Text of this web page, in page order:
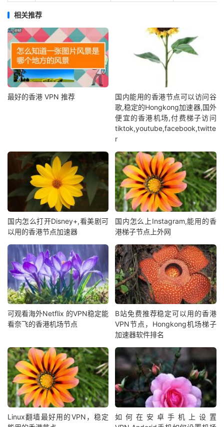
相关推荐
最好的香港 VPN 推荐
国内能用的香港节点可以访问谷
歌,稳定的Hongkong加速器,国外
便宜的香港机场,付费梯子访问
tiktok,youtube,facebook,twitte
r
国内怎么打开Disney+,看美剧可
以用的香港节点加速器
国内怎么上Instagram,能用的香
港梯子节点上外网
可观看海外Netflix 的VPN稳定能
看奈飞的香港机场节点
B站免费推荐稳定可以用的香港
VPN节点，Hongkong机场梯子
加速器软件排名
Linux翻墙最好用的VPN，稳定
如何在安卓手机上设置